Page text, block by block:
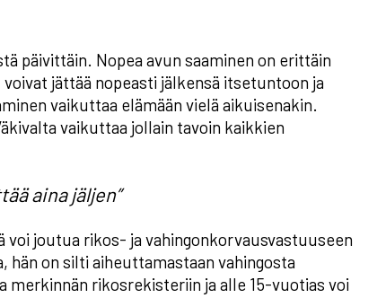
päivittäin. Nopea avun saaminen on erittäin
jättää nopeasti jälkensä itsetuntoon ja
vaikuttaa elämään vielä aikuisenakin.
vaikuttaa jollain tavoin kaikkien
aina jäljen”
joutua rikos- ja vahingonkorvausvastuuseen
hän on silti aiheuttamastaan vahingosta
merkinnän rikosrekisteriin ja alle 15-vuotias voi